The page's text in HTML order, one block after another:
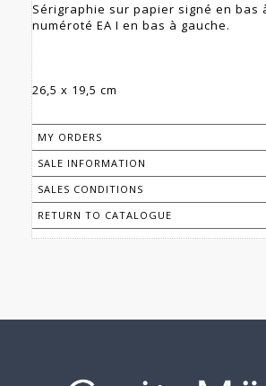
Sérigraphie sur papier signé en bas
numéroté EA I en bas à gauche.
26,5 x 19,5 cm
MY ORDERS
SALE INFORMATION
SALES CONDITIONS
RETURN TO CATALOGUE